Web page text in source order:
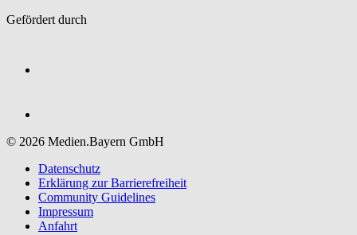
Gefördert durch
© 2026 Medien.Bayern GmbH
Datenschutz
Erklärung zur Barriere­freiheit
Community Guidelines
Impressum
Anfahrt